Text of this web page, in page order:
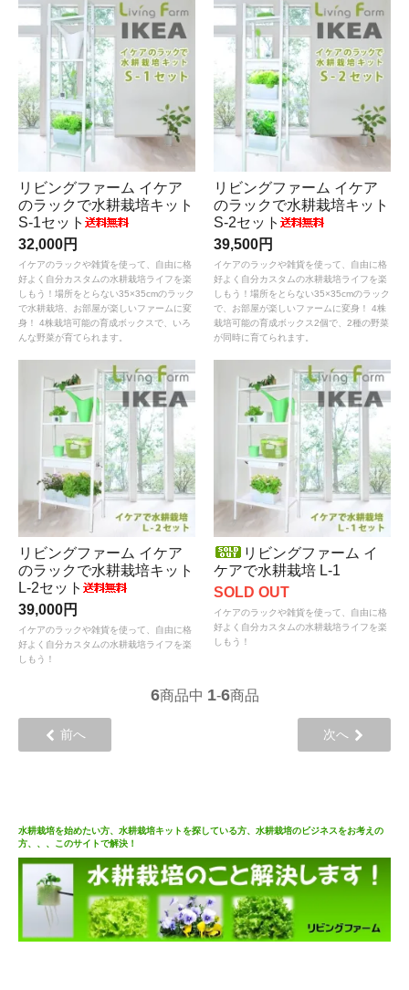
リビングファーム イケア
のラックで水耕栽培キット
S-1セット
32,000円
イケアのラックや雑貨を使って、自由に格
好よく自分カスタムの水耕栽培ライフを楽
しもう！場所をとらない35×35cmのラック
で水耕栽培、お部屋が楽しいファームに変
身！ 4株栽培可能の育成ボックスで、いろ
んな野菜が育てられます。
リビングファーム イケア
のラックで水耕栽培キット
S-2セット
39,500円
イケアのラックや雑貨を使って、自由に格
好よく自分カスタムの水耕栽培ライフを楽
しもう！場所をとらない35×35cmのラック
で、お部屋が楽しいファームに変身！ 4株
栽培可能の育成ボックス2個で、2種の野菜
が同時に育てられます。
リビングファーム イケア
のラックで水耕栽培キット
L-2セット
39,000円
イケアのラックや雑貨を使って、自由に格
好よく自分カスタムの水耕栽培ライフを楽
しもう！
リビングファーム イ
ケアで水耕栽培 L-1
SOLD OUT
イケアのラックや雑貨を使って、自由に格
好よく自分カスタムの水耕栽培ライフを楽
しもう！
6商品中 1-6商品
前へ 次へ
水耕栽培を始めたい方、水耕栽培キットを探している方、水耕栽培のビジネスをお考えの
方、、、このサイトで解決！